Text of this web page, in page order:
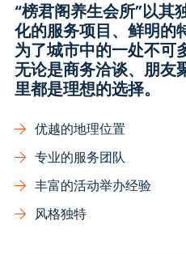
“榜君阁养生会所”以其
化的服务项目、鲜明的
为了城市中的一处不可
无论是商务洽谈、朋友
里都是理想的选择。
优越的地理位置
专业的服务团队
丰富的活动举办经验
风格独特